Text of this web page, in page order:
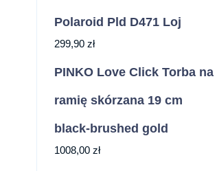
Polaroid Pld D471 Loj
299,90 zł
PINKO Love Click Torba na
ramię skórzana 19 cm
black-brushed gold
1008,00 zł